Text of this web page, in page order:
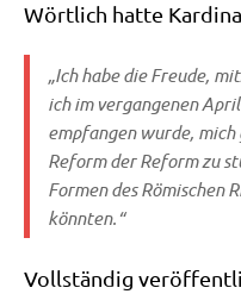
Wört­lich hat­te
„Ich habe die Freu­de,
ich im ver­gan­ge­nen
emp­fan­gen wur­de,
Reform der Reform zu
For­men des Römi­schen
könnten.“
Voll­stän­dig